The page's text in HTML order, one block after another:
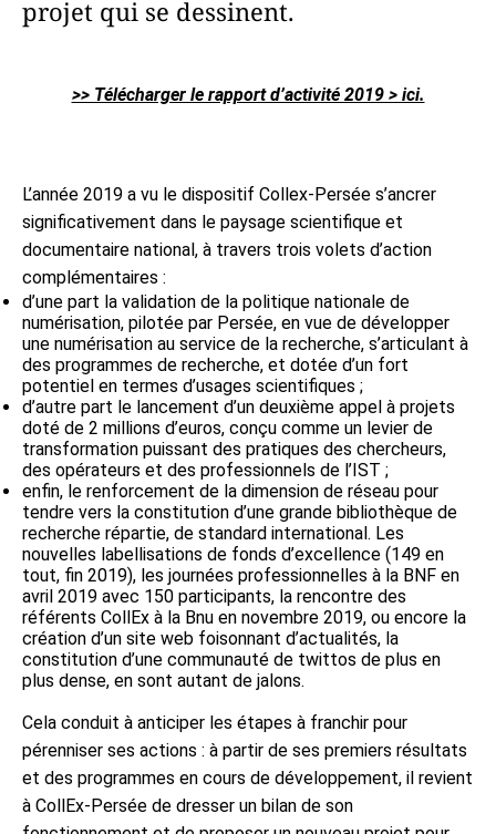
projet qui se dessinent.
>> Télécharger le rapport d’activité 2019 > ici.
L’année 2019 a vu le dispositif Collex-Persée s’ancrer
significativement dans le paysage scientifique et
documentaire national, à travers trois volets d’action
complémentaires :
d’une part la validation de la politique nationale de
numérisation, pilotée par Persée, en vue de développer
une numérisation au service de la recherche, s’articulant à
des programmes de recherche, et dotée d’un fort
potentiel en termes d’usages scientifiques ;
d’autre part le lancement d’un deuxième appel à projets
doté de 2 millions d’euros, conçu comme un levier de
transformation puissant des pratiques des chercheurs,
des opérateurs et des professionnels de l’IST ;
enfin, le renforcement de la dimension de réseau pour
tendre vers la constitution d’une grande bibliothèque de
recherche répartie, de standard international. Les
nouvelles labellisations de fonds d’excellence (149 en
tout, fin 2019), les journées professionnelles à la BNF en
avril 2019 avec 150 participants, la rencontre des
référents CollEx à la Bnu en novembre 2019, ou encore la
création d’un site web foisonnant d’actualités, la
constitution d’une communauté de twittos de plus en
plus dense, en sont autant de jalons.
Cela conduit à anticiper les étapes à franchir pour
pérenniser ses actions : à partir de ses premiers résultats
et des programmes en cours de développement, il revient
à CollEx-Persée de dresser un bilan de son